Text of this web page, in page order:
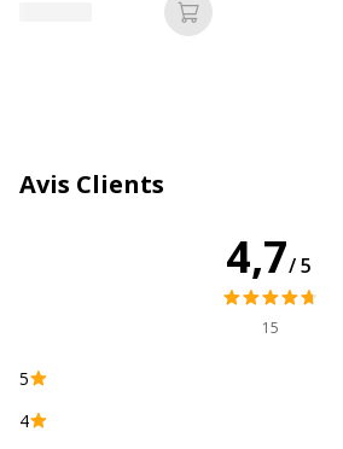
Caractéristiques environnementales
Ajouter au panier
Avis Clients
4,7/5
15
5
4